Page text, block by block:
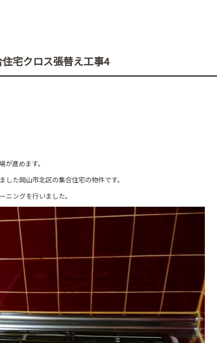
宅クロス張替え工事4
進めます。
た岡山市北区の集合住宅の物件です。
ニングを行いました。